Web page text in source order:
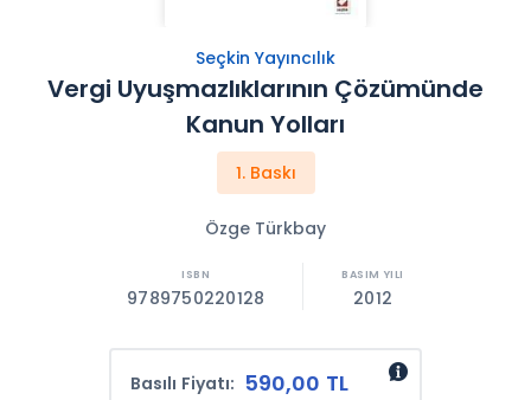
Seçkin Yayıncılık
Vergi Uyuşmazlıklarının Çözümünde
Kanun Yolları
1. Baskı
Özge Türkbay
9789750220128 2012
Basılı Fiyatı: 590,00 TL